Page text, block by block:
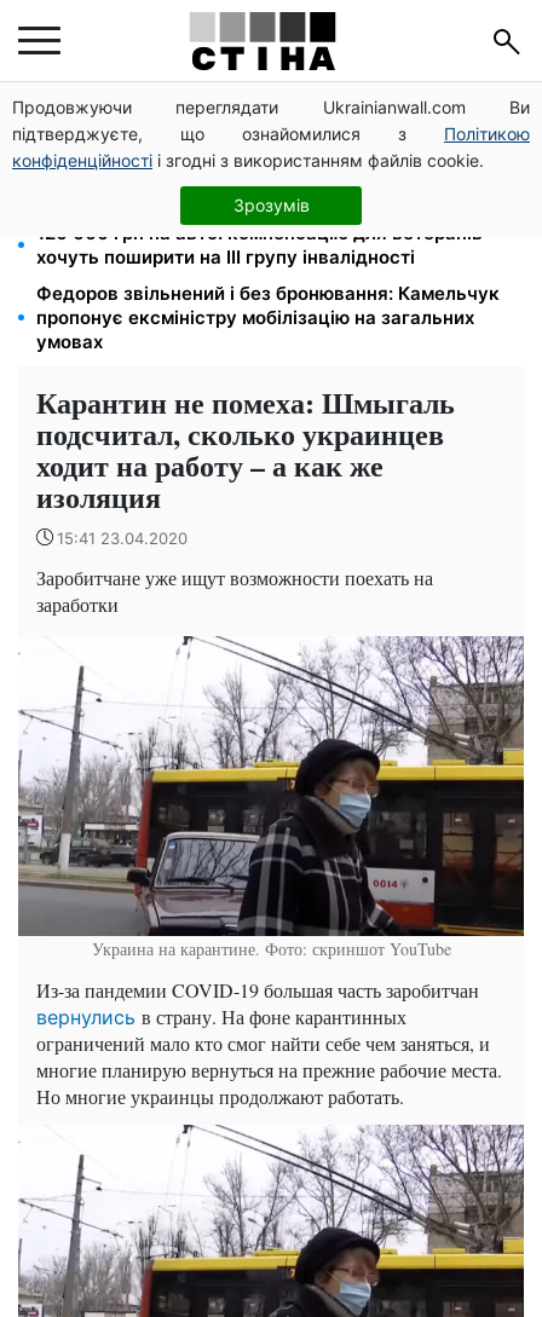
Продовжуючи переглядати Ukrainianwall.com Ви
підтверджуєте, що ознайомилися з Політикою
конфіденційності і згодні з використанням файлів cookie.
Зрозумів
Фейкові сайти сервісних центрів МВС: шахраї
виманюють гроші у водіїв перед виїздом за кордон
Яйця від 19,90 грн за десяток: АТБ, Сільпо, Varus та
Ашан переписали цінники в серпні
120 000 грн на авто: компенсацію для ветеранів
хочуть поширити на III групу інвалідності
Федоров звільнений і без бронювання: Камельчук
пропонує ексміністру мобілізацію на загальних
умовах
Карантин не помеха: Шмыгаль
подсчитал, сколько украинцев
ходит на работу – а как же
изоляция
15:41 23.04.2020
Заробитчане уже ищут возможности поехать на
заработки
Украина на карантине. Фото: скриншот YouTube
Из-за пандемии COVID-19 большая часть заробитчан
вернулись в страну. На фоне карантинных
ограничений мало кто смог найти себе чем заняться, и
многие планирую вернуться на прежние рабочие места.
Но многие украинцы продолжают работать.